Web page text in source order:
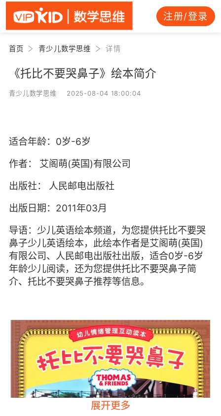
注册/登录
首页 青少儿数学思维 详情
《托比不要哭鼻子》绘本简介
青少儿数学思维 2025-08-04 18:00:04
适合年龄：0岁-6岁
作者：
艾阁萌(英国)有限公司
出版社：
人民邮电出版社
出版日期：2011年03月
导语：少儿英语绘本频道，为您提供托比不要哭
鼻子少儿英语绘本，此绘本作者是艾阁萌(英国)
有限公司、人民邮电出版社出版，适合0岁-6岁
年龄少儿阅读，还为您提供托比不要哭鼻子简
介、托比不要哭鼻子推荐等信息。
展开更多